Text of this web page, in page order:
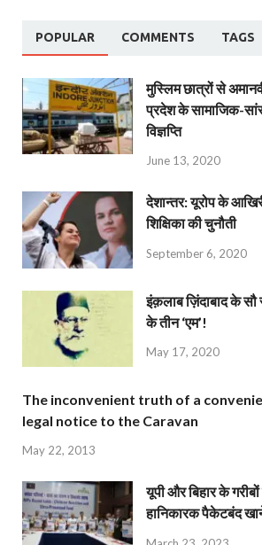
POPULAR COMMENTS TAGS
मुस्लिम छात्रों से
प्रदेश के सामाजिक-
विज्ञप्ति
June 13, 2020
देशान्‍तर: यूरोप के
शिक्षिका की चुनौती
September 6, 2020
इंक़लाब ज़िंदाबाद के
के तीन ‘एम’!
May 17, 2020
The inconvenient truth of a
legal notice to the Caravan
May 22, 2013
यूपी और बिहार के
हानिकारक पैकेटबंद